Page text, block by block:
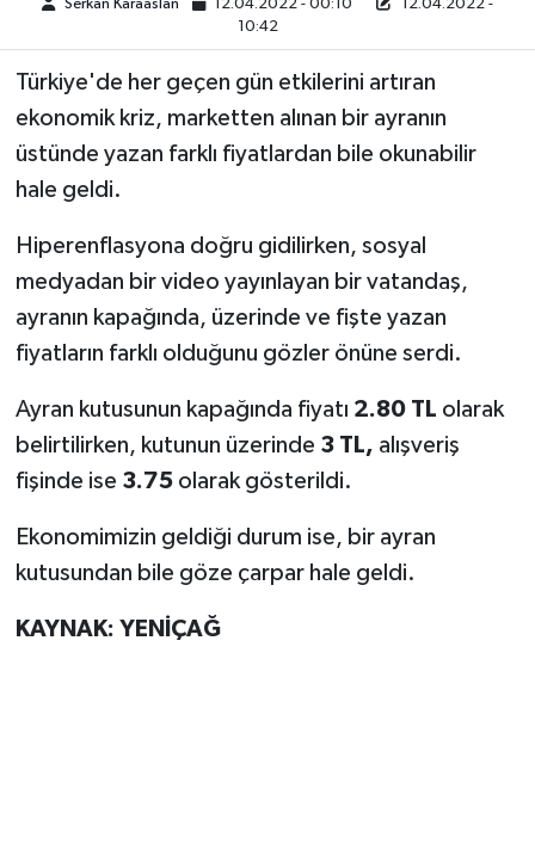
Serkan Karaaslan 12.04.2022 - 00:10
12.04.2022 -
10:42
Türkiye'de her geçen gün etkilerini artıran
ekonomik kriz, marketten alınan bir ayranın
üstünde yazan farklı fiyatlardan bile okunabilir
hale geldi.
Hiperenflasyona doğru gidilirken, sosyal
medyadan bir video yayınlayan bir vatandaş,
ayranın kapağında, üzerinde ve fişte yazan
fiyatların farklı olduğunu gözler önüne serdi.
Ayran kutusunun kapağında fiyatı 2.80 TL olarak
belirtilirken, kutunun üzerinde 3 TL, alışveriş
fişinde ise 3.75olarak gösterildi.
Ekonomimizin geldiği durum ise, bir ayran
kutusundan bile göze çarpar hale geldi.
KAYNAK: YENİÇAĞ
TEKNOLOJİ
YAŞAM
KÜLTÜR SANAT